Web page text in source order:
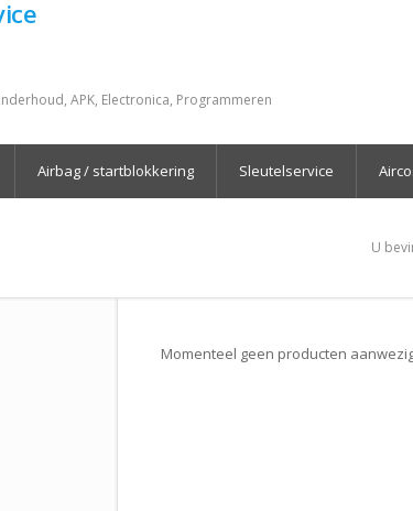
APK, Electronica, Programmeren
Airbag / startblokkering Sleutelservice
U
Momenteel geen producten